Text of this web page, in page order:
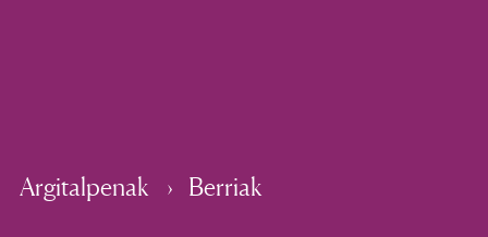
Argitalpenak Berriak